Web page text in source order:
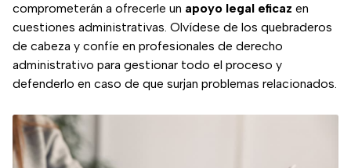
comprometerán a ofrecerle un apoyo legal eficaz en
cuestiones administrativas. Olvídese de los quebraderos
de cabeza y confíe en profesionales de derecho
administrativo para gestionar todo el proceso y
defenderlo en caso de que surjan problemas relacionados.